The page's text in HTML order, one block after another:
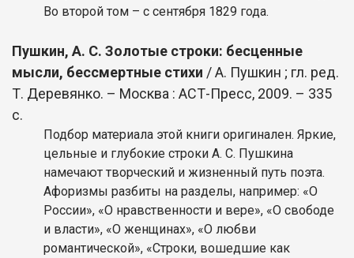
Во второй том – с сентября 1829 года.
Пушкин, А. С. Золотые строки: бесценные
мысли, бессмертные стихи / А. Пушкин ; гл. ред.
Т. Деревянко. – Москва : АСТ-Пресс, 2009. – 335
с.
Подбор материала этой книги оригинален. Яркие,
цельные и глубокие строки А. С. Пушкина
намечают творческий и жизненный путь поэта.
Афоризмы разбиты на разделы, например: «О
России», «О нравственности и вере», «О свободе
и власти», «О женщинах», «О любви
романтической», «Строки, вошедшие как